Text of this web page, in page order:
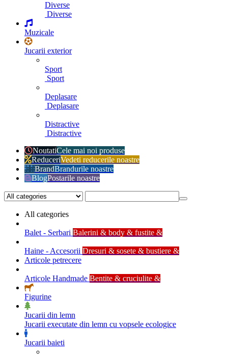
Diverse
Diverse
Muzicale
Jucarii exterior
Sport
Sport
Deplasare
Deplasare
Distractive
Distractive
NoutatiCele mai noi produse
ReduceriVedeti reducerile noastre
BrandBrandurile noastre
BlogPostarile noastre
All categories
Balet - Serbari Balerini & body & fustite &
Haine - Accesorii Dresuri & sosete & bustiere &
Articole petrecere
Articole Handmade Bentite & cruciulite &
Figurine
Jucarii din lemn
Jucarii executate din lemn cu vopsele ecologice
Jucarii baieti